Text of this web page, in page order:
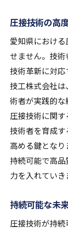
圧接技術の高
愛知県におけ
せません。技
技術革新に対
技工株式会社
術者が実践的な
圧接技術に関
技術者を育成
高める鍵となり
持続可能で高
力を入れていき
持続可能な未
圧接技術が持